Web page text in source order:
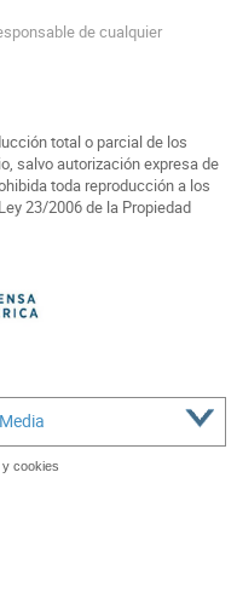
de cualquier
total o parcial de los
salvo autorización expresa de
toda reproducción a los
23/2006 de la Propiedad
y cookies